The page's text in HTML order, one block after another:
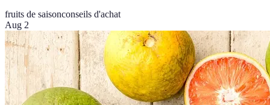
fruits de saisonconseils d'achat
Aug 2